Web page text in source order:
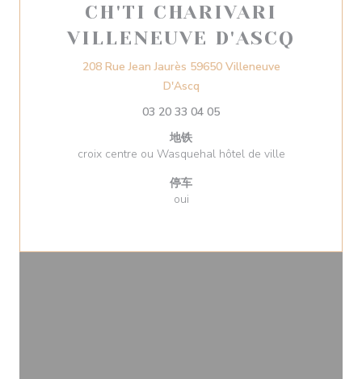
CH'TI CHARIVARI
VILLENEUVE D'ASCQ
208 Rue Jean Jaurès 59650 Villeneuve
D'Ascq((在新窗口中打开))
03 20 33 04 05
地铁
croix centre ou Wasquehal hôtel de ville
停车
oui